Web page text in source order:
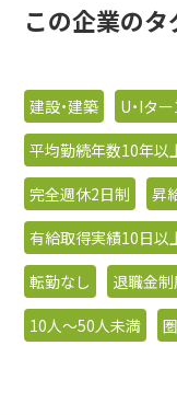
この企業の
建設・建築
U・Iタ
平均勤続年数10年以
完全週休2日制
昇
有給取得実績10日以
転勤なし
退職金制
10人〜50人未満